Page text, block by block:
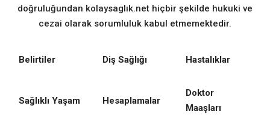
doğruluğundan kolaysaglık.net hiçbir şekilde hukuki ve
cezai olarak sorumluluk kabul etmemektedir.
Belirtiler Diş Sağlığı Hastalıklar
Sağlıklı Yaşam Hesaplamalar
Doktor
Maaşları